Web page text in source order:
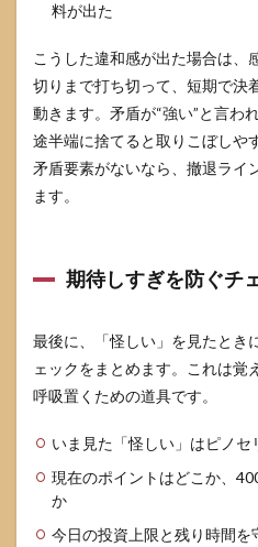
料が出た
こうした違和感が出た場合は、
切りまで打ち切って、短期で決
動きます。矛盾が“強い”と言わ
途半端に捨てると取りこぼしや
矛盾要素がないなら、撤退ライ
ます。
期待しすぎを防ぐチ
最後に、「怪しい」を見たとき
ェックをまとめます。これは覚
呼吸置くための道具です。
いま見た「怪しい」はピノセ
現在のポイントはどこか、
か
今日の投資上限と残り時間を